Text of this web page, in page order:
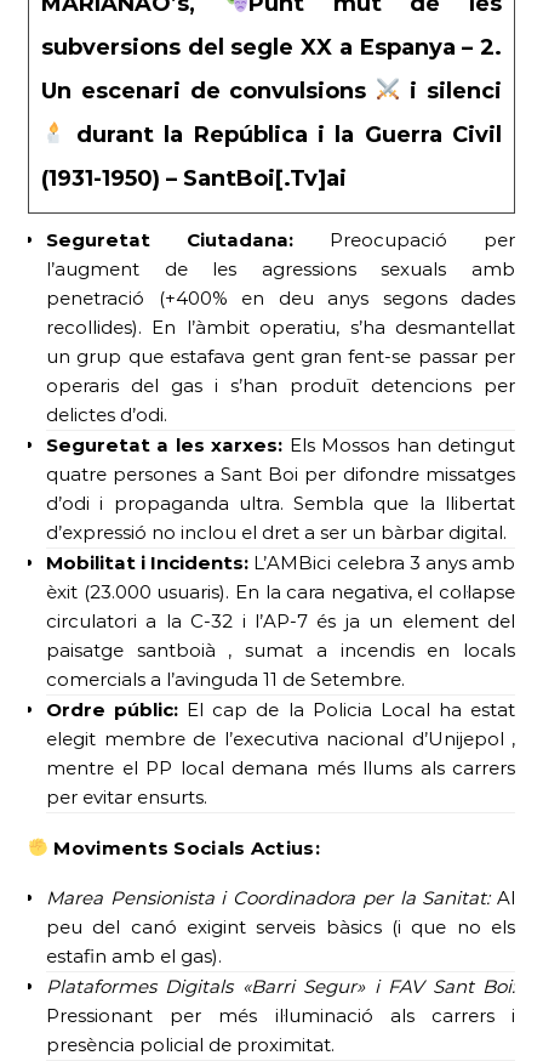
subversions del segle XX a Espanya – 2.
Un escenari de convulsions
i silenci
durant la República i la Guerra Civil
(1931-1950) – SantBoi[.Tv]ai
Seguretat Ciutadana: Preocupació per
l’augment de les agressions sexuals amb
penetració (+400% en deu anys segons dades
recollides). En l’àmbit operatiu, s’ha desmantellat
un grup que estafava gent gran fent-se passar per
operaris del gas i s’han produït detencions per
delictes d’odi.
Seguretat a les xarxes: Els Mossos han detingut
quatre persones a Sant Boi per difondre missatges
d’odi i propaganda ultra. Sembla que la llibertat
d’expressió no inclou el dret a ser un bàrbar digital.
Mobilitat i Incidents: L’AMBici celebra 3 anys amb
èxit (23.000 usuaris). En la cara negativa, el col·lapse
circulatori a la C-32 i l’AP-7 és ja un element del
paisatge santboià , sumat a incendis en locals
comercials a l’avinguda 11 de Setembre.
Ordre públic: El cap de la Policia Local ha estat
elegit membre de l’executiva nacional d’Unijepol ,
mentre el PP local demana més llums als carrers
per evitar ensurts.
Moviments Socials Actius:
Marea Pensionista i Coordinadora per la Sanitat:Al
peu del canó exigint serveis bàsics (i que no els
estafin amb el gas).
Plataformes Digitals «Barri Segur» i FAV Sant Boi:
Pressionant per més il·luminació als carrers i
presència policial de proximitat.